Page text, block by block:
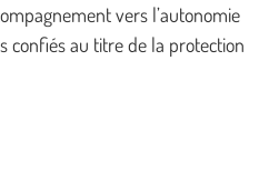
vers l’autonomie
confiés au titre de la protection